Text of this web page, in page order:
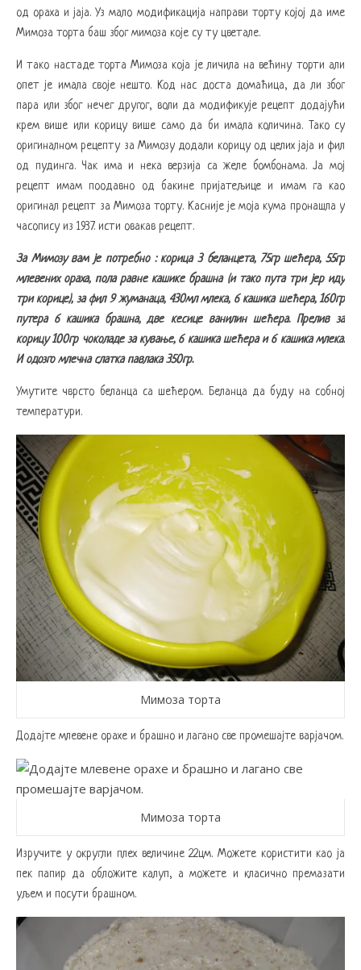
од ораха и јаја. Уз мало модификација направи торту којој да име
Мимоза торта баш због мимоза које су ту цветале.
И тако настаде торта Мимоза која је личила на већину торти али
опет је имала своје нешто. Код нас доста домаћица, да ли због
пара или због нечег другог, воли да модификује рецепт додајући
крем више или корицу више само да би имала количина. Тако су
оригиналном рецепту за Мимозу додали корицу од целих јаја и фил
од пудинга. Чак има и нека верзија са желе бомбонама. Ја мој
рецепт имам поодавно од бакине пријатељице и имам га као
оригинал рецепт за Мимоза торту. Касније је моја кума пронашла у
часопису из 1937. исти овакав рецепт.
За Мимозу вам је потребно : корица 3 беланцета, 75гр шећера, 55гр
млевених ораха, пола равне кашике брашна (и тако пута три јер иду
три корице), за фил 9 жуманаца, 430мл млека, 6 кашика шећера, 160гр
путера 6 кашика брашна, две кесице ванилин шећера. Прелив за
корицу 100гр чоколаде за кување, 6 кашика шећера и 6 кашика млека.
И одозго млечна слатка павлака 350гр.
Умутите чврсто беланца са шећером. Беланца да буду на собној
температури.
Мимоза торта
Додајте млевене орахе и брашно и лагано све промешајте варјачом.
Мимоза торта
Изручите у округли плех величине 22цм. Можете користити као ја
пек папир да обложите калуп, а можете и класично премазати
уљем и посути брашном.